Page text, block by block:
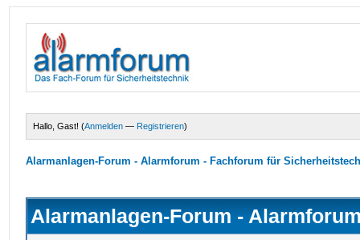
Hallo, Gast! (Anmelden — Registrieren)
Alarmanlagen-Forum - Alarmforum - Fachforum für
Alarmanlagen-Forum -